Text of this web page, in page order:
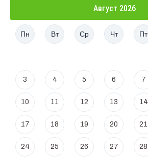
Август 2026
Пн Вт Ср Чт Пт
3 4 5 6 7
10 11 12 13 14
17 18 19 20 21
24 25 26 27 28